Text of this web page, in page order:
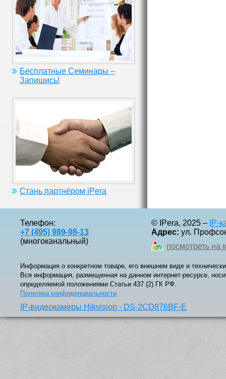
Бесплатные Семинары –
Запишись!
Стань партнёром iPera
Телефон:
+7 (495) 989-98-13
(многоканальный)
© IPera, 2025 – IP-
Адрес: ул.
посмотреть на
Информация о конкретном товаре, его внешнем виде и
Вся информация, размещенная на данном интернет-ресурсе,
определяемой положениями Статьи 437 (2) ГК РФ.
Политика конфиденциальности
IP-видеокамеры Hikvision - DS-2CD876BF-E